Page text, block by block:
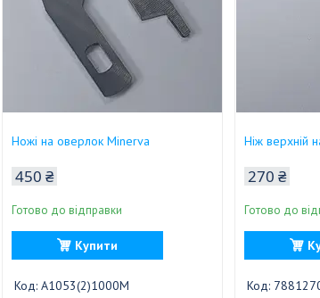
Ножі на оверлок Minerva
450 ₴
Готово до відправки
Купити
A1053(2)1000M
Ніж верхній
270 ₴
Готово до